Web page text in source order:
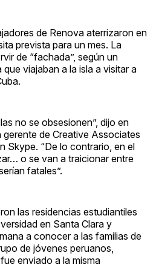
de Renova aterrizaron en
prevista para un mes. La
de “fachada”, según un
viajaban a la isla a visitar a
no se obsesionen”, dijo en
de Creative Associates
Skype. “De lo contrario, en el
o se van a traicionar entre
fatales”.
las residencias estudiantiles
en Santa Clara y
a conocer a las familias de
de jóvenes peruanos,
enviado a la misma